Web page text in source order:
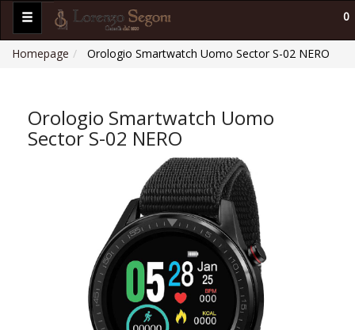
0
Homepage Orologio Smartwatch Uomo Sector S-02 NERO
Orologio Smartwatch Uomo
Sector S-02 NERO